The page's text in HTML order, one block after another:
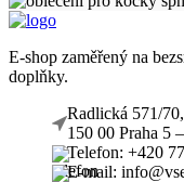
E-shop zaměřený na
doplňky.
Radlická 571/70,
150 00 Praha 5
Telefon: +420
E-mail: